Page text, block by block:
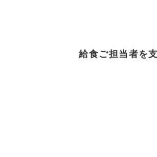
給食ご担当者を